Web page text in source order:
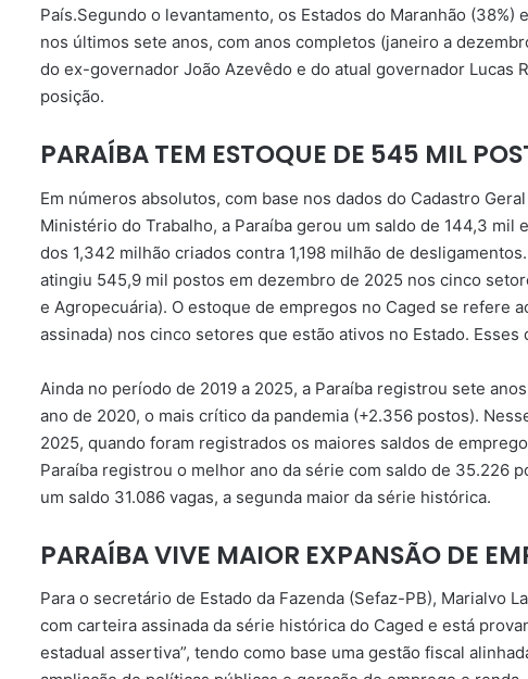
País.Segundo o levantamento, os Estados do Maranhão
nos últimos sete anos, com anos completos (janeiro a
do ex-governador João Azevêdo e do atual governador Lucas
posição.
PARAÍBA TEM ESTOQUE DE 545 MIL
Em números absolutos, com base nos dados do Cadastro
Ministério do Trabalho, a Paraíba gerou um saldo de 144,3
dos 1,342 milhão criados contra 1,198 milhão de
atingiu 545,9 mil postos em dezembro de 2025 nos cinco
e Agropecuária). O estoque de empregos no Caged se refere
assinada) nos cinco setores que estão ativos no Estado.
Ainda no período de 2019 a 2025, a Paraíba registrou sete
ano de 2020, o mais crítico da pandemia (+2.356 postos).
2025, quando foram registrados os maiores saldos de
Paraíba registrou o melhor ano da série com saldo de 35.226
um saldo 31.086 vagas, a segunda maior da série histórica.
PARAÍBA VIVE MAIOR EXPANSÃO DE
Para o secretário de Estado da Fazenda (Sefaz-PB), Marialvo
com carteira assinada da série histórica do Caged e está
estadual assertiva”, tendo como base uma gestão fiscal